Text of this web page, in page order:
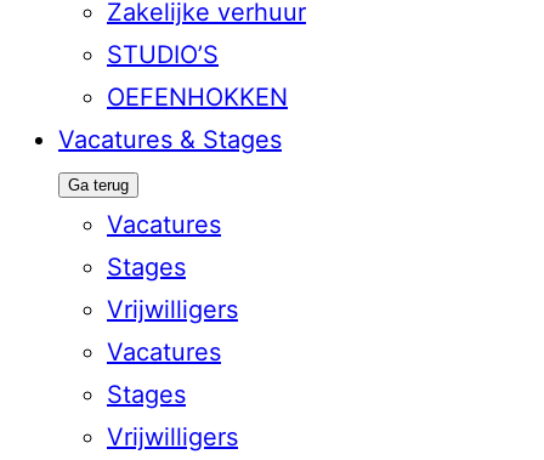
Zakelijke verhuur
STUDIO’S
OEFENHOKKEN
Vacatures & Stages
Ga terug
Vacatures
Stages
Vrijwilligers
Vacatures
Stages
Vrijwilligers